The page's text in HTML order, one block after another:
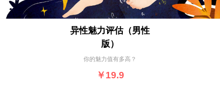
异性魅力评估（男性
版）
你的魅力值有多高？
￥19.9